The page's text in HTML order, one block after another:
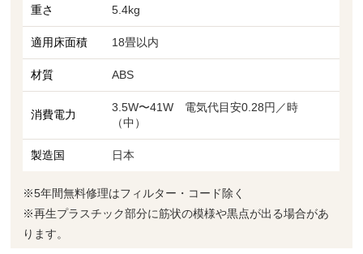
重さ 5.4kg
適用床面積 18畳以内
材質 ABS
消費電力
3.5W〜41W 電気代目安0.28円／時
（中）
製造国 日本
※5年間無料修理はフィルター・コード除く
※再生プラスチック部分に筋状の模様や黒点が出る場合があ
ります。